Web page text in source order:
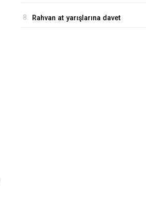
8. Rahvan at yarışlarına davet